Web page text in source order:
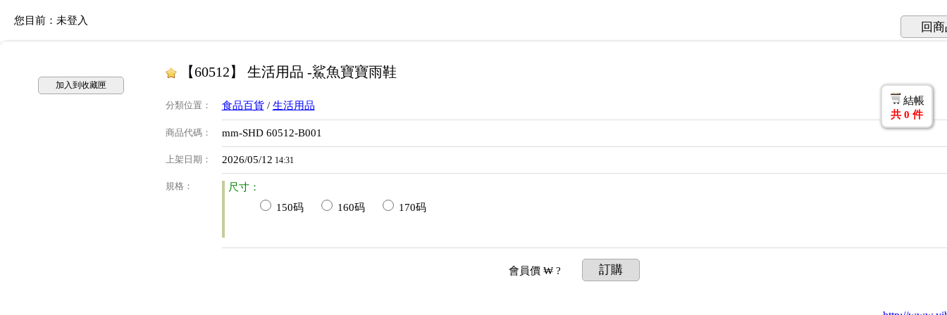
您目前： 未登入 回
加入到收藏匣
【60512】 生活用品 -鯊魚寶寶雨鞋
分類位置 ： 食品百貨/ 生活用品
商品代碼： mm-SHD 60512-B001
上架日期 ： 2026/05/12 14:31
規格 ：
尺寸：
150码
160码 170码
會員價 ₩ ? 訂購
結帳
共 0 件